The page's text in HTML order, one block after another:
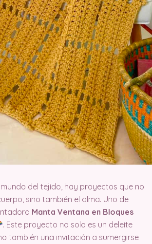
del tejido, hay proyectos que no
sino también el alma. Uno de
Manta Ventana en Bloques
. Este proyecto no solo es un deleite
también una invitación a sumergirse